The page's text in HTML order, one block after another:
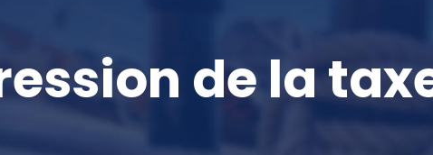
de la